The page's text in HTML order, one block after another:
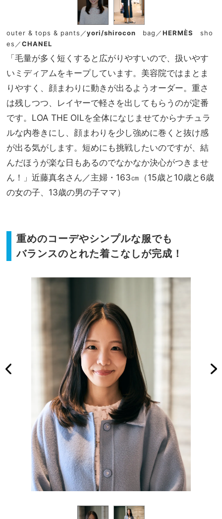
outer & tops & pants／yori/shirocon bag／HERMÈS
sho
es／CHANEL
「毛量が多く短くすると広がりやすいので、扱いやす
いミディアムをキープしています。美容院ではまとま
りやすく、顔まわりに動きが出るようオーダー。重さ
は残しつつ、レイヤーで軽さを出してもらうのが定番
です。LOA THE OILを全体になじませてからナチュラ
ルな内巻きにし、顔まわりを少し強めに巻くと抜け感
が出る気がします。短めにも挑戦したいのですが、結
んだほうが楽な日もあるのでなかなか決心がつきませ
ん！」近藤真名さん／主婦・163㎝（15歳と10歳と6歳
の女の子、13歳の男の子ママ）
重めのコーデやシンプルな服でも
バランスのとれた着こなしが完成！